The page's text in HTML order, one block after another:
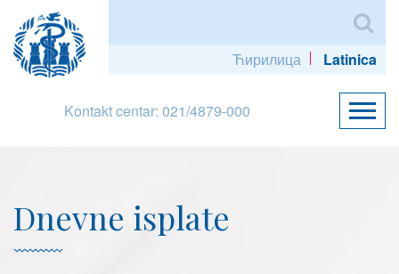
Ћирилица Latinica
Kontakt centar: 021/4879-000
Dnevne isplate